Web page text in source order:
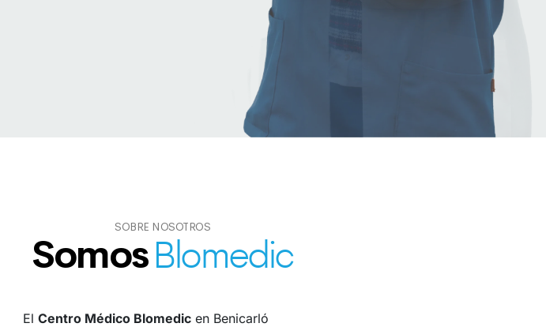
SOBRE NOSOTROS
Somos Blomedic
El Centro Médico Blomedic en Benicarló